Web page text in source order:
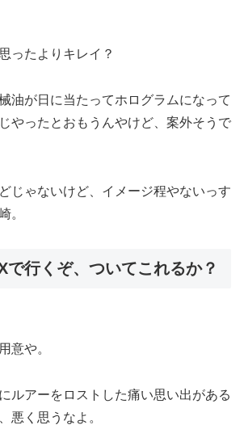
ったよりキレイ？
油が日に当たってホログラムになって
やったとおもうんやけど、案外そうで
じゃないけど、イメージ程やないっす
。
で行くぞ、ついてこれるか？
意や。
ルアーをロストした痛い思い出がある
悪く思うなよ。